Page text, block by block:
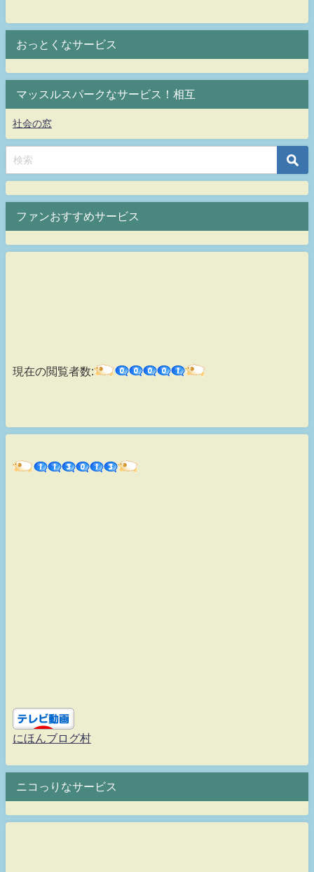
おっとくなサービス
マッスルスパークなサービス！相互
社会の窓
ファンおすすめサービス
現在の閲覧者数:
にほんブログ村
ニコっりなサービス